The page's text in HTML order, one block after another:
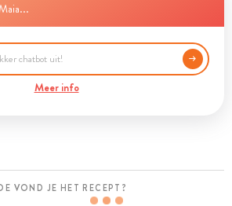
Meer info
VOND JE HET RECEPT?